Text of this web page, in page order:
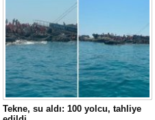
Tekne, su aldı: 100 yolcu, tahliye